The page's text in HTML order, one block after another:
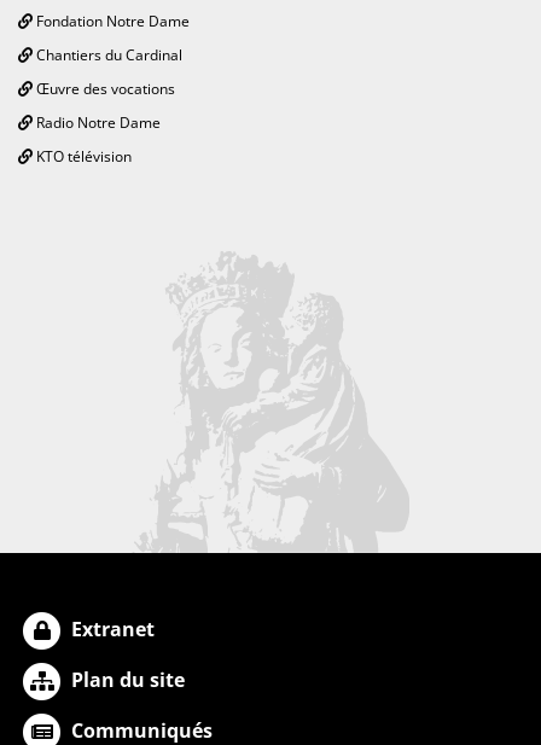
Fondation Notre Dame
Chantiers du Cardinal
Œuvre des vocations
Radio Notre Dame
KTO télévision
Extranet
Plan du site
Communiqués